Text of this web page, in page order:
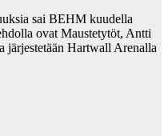
sai BEHM kuudella
ovat Maustetytöt, Antti
järjestetään Hartwall Arenalla